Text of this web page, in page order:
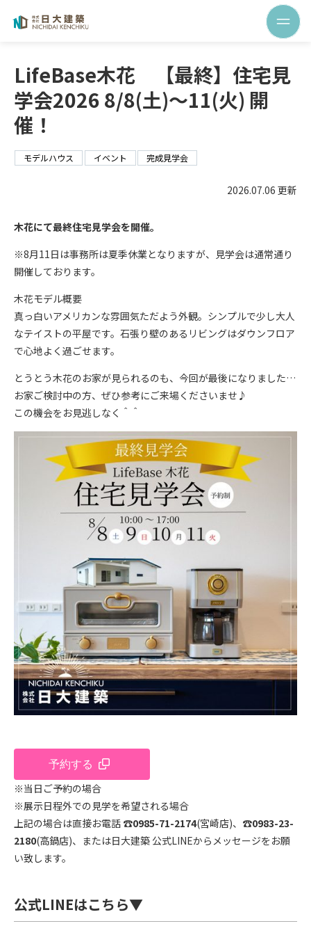
LifeBase木花 【最終】住宅見
学会2026 8/8(土)～11(火) 開
催！
モデルハウス イベント 完成見学会
2026.07.06 更新
木花にて最終住宅見学会を開催。
※8月11日は事務所は夏季休業となりますが、見学会は通常通り
開催しております。
木花モデル概要
真っ白いアメリカンな雰囲気ただよう外観。シンプルで少し大人
なテイストの平屋です。石張り壁のあるリビングはダウンフロア
で心地よく過ごせます。
とうとう木花のお家が見られるのも、今回が最後になりました…
お家ご検討中の方、ぜひ参考にご来場くださいませ♪
この機会をお見逃しなく＾＾
予約する
※当日ご予約の場合
※展示日程外での見学を希望される場合
上記の場合は直接お電話 ☎0985-71-2174(宮崎店)、☎0983-23-
2180(高鍋店)、または日大建築 公式LINEからメッセージをお願
い致します。
公式LINEはこちら▼